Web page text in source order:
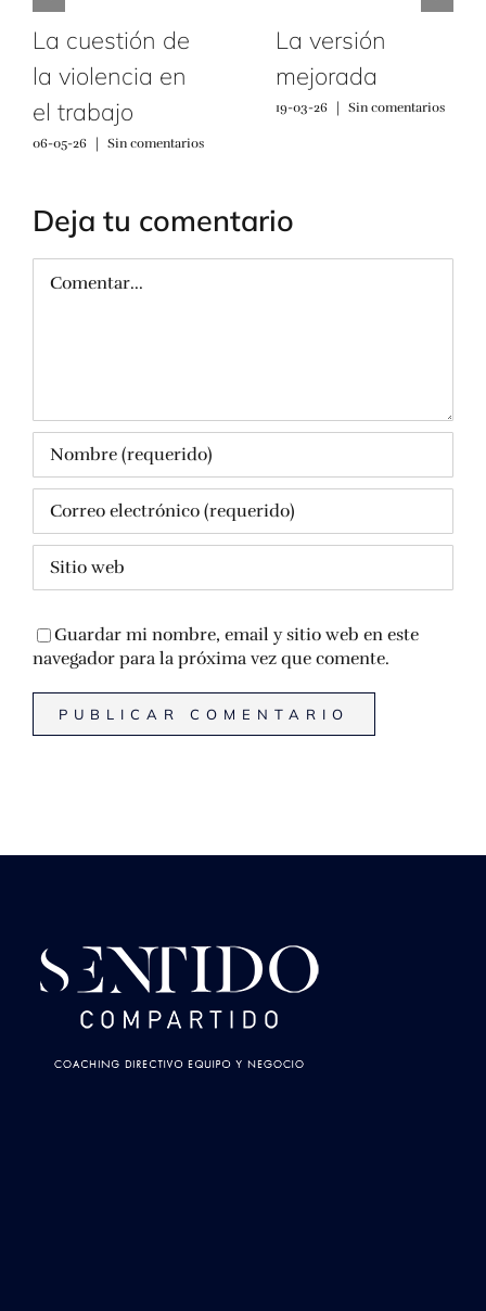
La cuestión de
la violencia en
el trabajo
06-05-26 | Sin comentarios
La versión
mejorada
19-03-26 | Sin comentarios
Deja tu comentario
Guardar mi nombre, email y sitio web en este
navegador para la próxima vez que comente.